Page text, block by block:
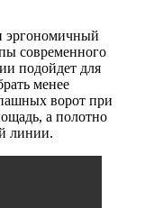
эргономичный
современного
подойдет для
менее
ворот при
а полотно
линии.